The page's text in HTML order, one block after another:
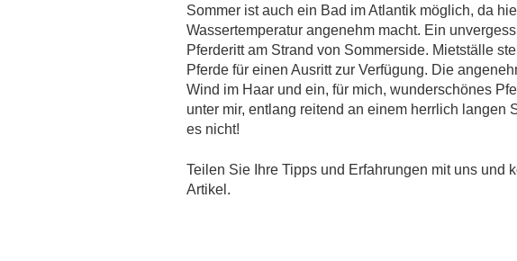
Sommer ist auch ein Bad im Atlantik möglich, da
Wassertemperatur angenehm macht. Ein
Pferderitt am Strand von Sommerside. Mietställe
Pferde für einen Ausritt zur Verfügung. Die
Wind im Haar und ein, für mich, wunderschönes
unter mir, entlang reitend an einem herrlich langen
es nicht!
Teilen Sie Ihre Tipps und Erfahrungen mit uns und
Artikel.